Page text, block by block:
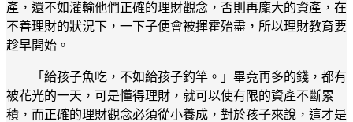
產，還不如灌輸他們正確的理財觀念，否則再龐大的資產，在
不善理財的狀況下，一下子便會被揮霍殆盡，所以理財教育要
趁早開始。
「給孩子魚吃，不如給孩子釣竿。」畢竟再多的錢，都有
被花光的一天，可是懂得理財，就可以使有限的資產不斷累
積，而正確的理財觀念必須從小養成，對於孩子來說，這才是